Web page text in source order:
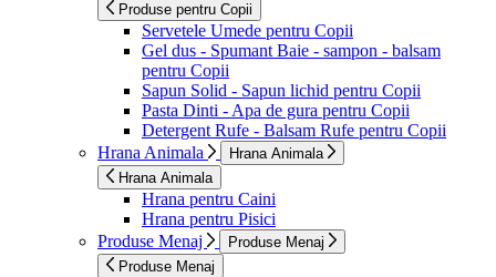
Produse pentru Copii
Servetele Umede pentru Copii
Gel dus - Spumant Baie - sampon - balsam
pentru Copii
Sapun Solid - Sapun lichid pentru Copii
Pasta Dinti - Apa de gura pentru Copii
Detergent Rufe - Balsam Rufe pentru Copii
Hrana Animala
Hrana Animala
Hrana Animala
Hrana pentru Caini
Hrana pentru Pisici
Produse Menaj
Produse Menaj
Produse Menaj